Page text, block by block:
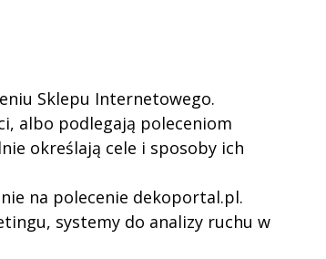
Sklepu Internetowego.
albo podlegają poleceniom
określają cele i sposoby ich
na polecenie dekoportal.pl.
systemy do analizy ruchu w